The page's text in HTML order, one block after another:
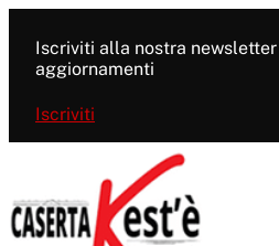
contenuto
Iscriviti alla nostra
aggiornamenti
Iscriviti